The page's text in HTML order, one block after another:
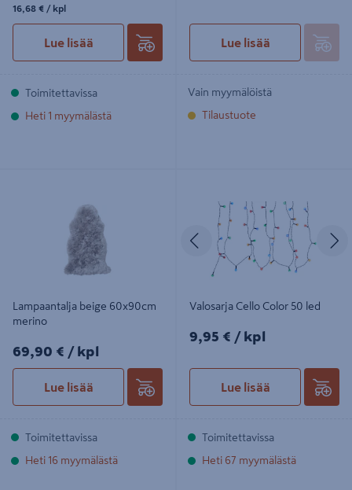
16,68€/kpl
16,68 € / kpl
Lue lisää
Toimitettavissa
Heti 1 myymälästä
Lue lisää
Vain myymälöistä
Tilaustuote
Lampaantalja beige 60x90cm
merino
69,90€/kpl
69,90 € / kpl
Lue lisää
Toimitettavissa
Heti 16 myymälästä
Edellinen
Valosarja Cello Color 50 led
9,95€/kpl
9,95 € / kpl
Lue lisää
Toimitettavissa
Heti 67 myymälästä